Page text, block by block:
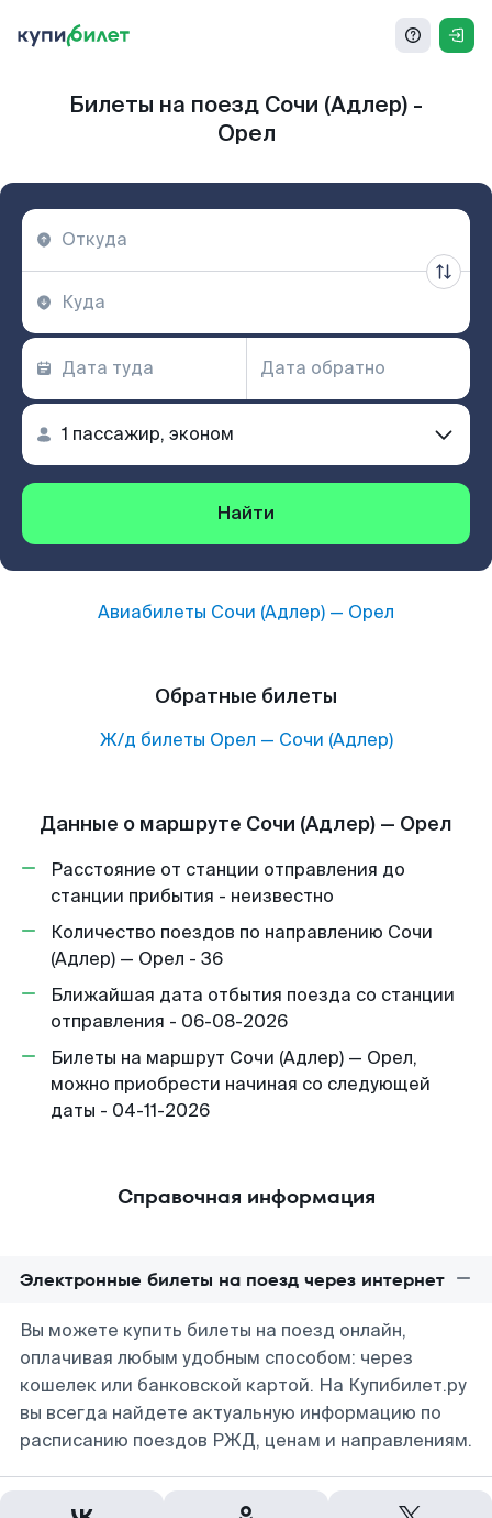
Билеты на поезд Сочи (Адлер) -
Орел
Найти
Авиабилеты Сочи (Адлер) — Орел
Обратные билеты
Ж/д билеты Орел — Сочи (Адлер)
Данные о маршруте Сочи (Адлер) — Орел
Расстояние от станции отправления до
станции прибытия - неизвестно
Количество поездов по направлению Сочи
(Адлер) — Орел - 36
Ближайшая дата отбытия поезда со станции
отправления - 06-08-2026
Билеты на маршрут Сочи (Адлер) — Орел,
можно приобрести начиная со следующей
даты - 04-11-2026
Справочная информация
Электронные билеты на поезд через интернет
Вы можете купить билеты на поезд онлайн,
оплачивая любым удобным способом: через
кошелек или банковской картой. На Купибилет.ру
вы всегда найдете актуальную информацию по
расписанию поездов РЖД, ценам и направлениям.